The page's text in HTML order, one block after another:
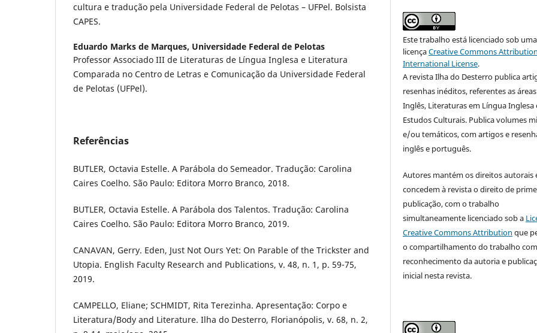
cultura e tradução pela Universidade Federal de Pelotas – UFPel. Bolsista
CAPES.
Eduardo Marks de Marques, Universidade Federal de Pelotas
Professor Associado III de Literaturas de Língua Inglesa e Literatura
Comparada no Centro de Letras e Comunicação da Universidade Federal
de Pelotas (UFPel).
Referências
BUTLER, Octavia Estelle. A Parábola do Semeador. Tradução: Carolina
Caires Coelho. São Paulo: Editora Morro Branco, 2018.
BUTLER, Octavia Estelle. A Parábola dos Talentos. Tradução: Carolina
Caires Coelho. São Paulo: Editora Morro Branco, 2019.
CANAVAN, Gerry. Eden, Just Not Ours Yet: On Parable of the Trickster and
Utopia. English Faculty Research and Publications, v. 48, n. 1, p. 59-75,
2019.
CAMPELLO, Eliane; SCHMIDT, Rita Terezinha. Apresentação: Corpo e
Literatura/Body and Literature. Ilha do Desterro, Florianópolis, v. 68, n. 2,
Este trabalho está licenciado sob uma
licençaCreative Commons
International License.
A revista Ilha do Desterro publica
resenhas inéditos, referentes as
Inglês, Literaturas em Língua Inglesa
Estudos Culturais. Publica volumes
e/ou temáticos, com artigos e
inglês e português.
Autores mantém os direitos autorais
concedem à revista o direito de
publicação, com o trabalho
simultaneamente licenciado sob a
Creative Commons Attribution que
o compartilhamento do trabalho com
reconhecimento da autoria e
inicial nesta revista.